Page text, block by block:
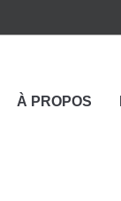
À PROPOS